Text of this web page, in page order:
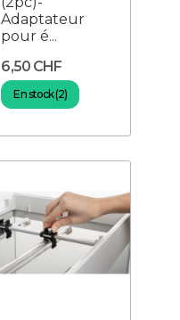
Adaptateur
pour é...
6,50 CHF
En stock (2)